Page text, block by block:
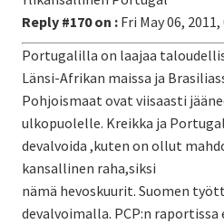
Reply #170 on : Fri May 06, 2011,
Portugalilla on laajaa
Länsi-Afrikan maissa ja
Pohjoismaat ovat viisaasti
ulkopuolelle. Kreikka ja
devalvoida ,kuten on ollut
kansallinen raha,siksi
nämä hevoskuurit. Suomen
devalvoimalla. PCP:n